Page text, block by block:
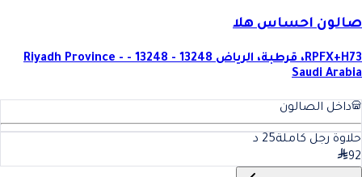
صالون احساس هلا
RPFX+H73، قرطبة، الرياض 13248 - 13248 - Riyadh Province -
Saudi Arabia
داخل الصالون
حلاوة رجل كاملة25 د
92